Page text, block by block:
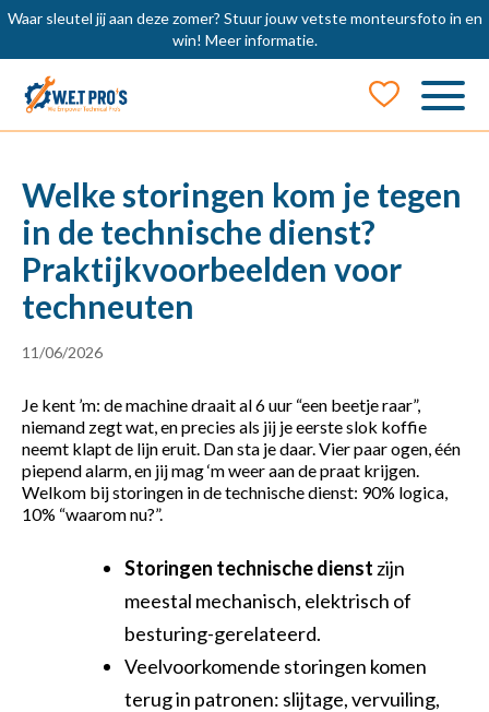
Waar sleutel jij aan deze zomer? Stuur jouw vetste monteursfoto in en
win! Meer informatie.
Welke storingen kom je tegen
in de technische dienst?
Praktijkvoorbeelden voor
techneuten
11/06/2026
Je kent ’m: de machine draait al 6 uur “een beetje raar”,
niemand zegt wat, en precies als jij je eerste slok koffie
neemt klapt de lijn eruit. Dan sta je daar. Vier paar ogen, één
piepend alarm, en jij mag ‘m weer aan de praat krijgen.
Welkom bij storingen in de technische dienst: 90% logica,
10% “waarom nu?”.
Storingen technische dienst zijn
meestal mechanisch, elektrisch of
besturing-gerelateerd.
Veelvoorkomende storingen komen
terug in patronen: slijtage, vervuiling,